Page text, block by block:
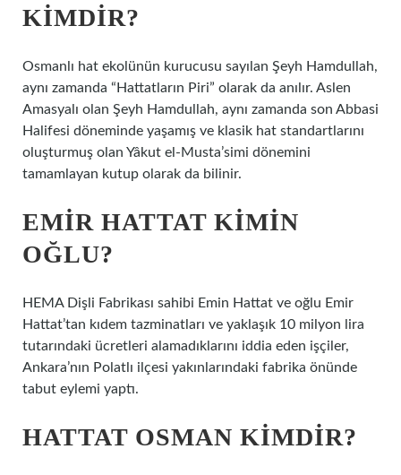
KIMDIR?
Osmanlı hat ekolünün kurucusu sayılan Şeyh Hamdullah,
aynı zamanda “Hattatların Piri” olarak da anılır. Aslen
Amasyalı olan Şeyh Hamdullah, aynı zamanda son Abbasi
Halifesi döneminde yaşamış ve klasik hat standartlarını
oluşturmuş olan Yâkut el-Musta’simi dönemini
tamamlayan kutup olarak da bilinir.
EMIR HATTAT KIMIN
OĞLU?
HEMA Dişli Fabrikası sahibi Emin Hattat ve oğlu Emir
Hattat’tan kıdem tazminatları ve yaklaşık 10 milyon lira
tutarındaki ücretleri alamadıklarını iddia eden işçiler,
Ankara’nın Polatlı ilçesi yakınlarındaki fabrika önünde
tabut eylemi yaptı.
HATTAT OSMAN KIMDIR?